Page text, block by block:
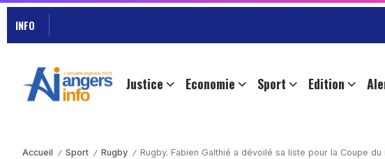
INFO
Justice Economie Sport Edition
Accueil / Sport / Rugby / Rugby. Fabien Galthié a dévoilé sa liste pour la Coupe